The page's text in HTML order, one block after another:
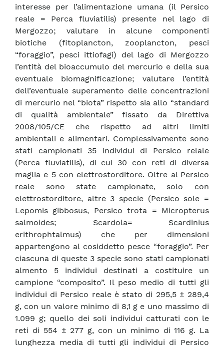
interesse per l’alimentazione umana (il Persico
reale = Perca fluviatilis) presente nel lago di
Mergozzo; valutare in alcune componenti
biotiche (fitoplancton, zooplancton, pesci
“foraggio”, pesci ittiofagi) del lago di Mergozzo
l’entità del bioaccumulo del mercurio e della sua
eventuale biomagnificazione; valutare l’entità
dell’eventuale superamento delle concentrazioni
di mercurio nel “biota” rispetto sia allo “standard
di qualità ambientale” fissato da Direttiva
2008/105/CE che rispetto ad altri limiti
ambientali e alimentari. Complessivamente sono
stati campionati 35 individui di Persico relale
(Perca fluviatilis), di cui 30 con reti di diversa
maglia e 5 con elettrostorditore. Oltre al Persico
reale sono state campionate, solo con
elettrostorditore, altre 3 specie (Persico sole =
Lepomis gibbosus, Persico trota = Micropterus
salmoides; Scardola= Scardinius
erithrophtalmus) che per dimensioni
appartengono al cosiddetto pesce “foraggio”. Per
ciascuna di queste 3 specie sono stati campionati
almento 5 individui destinati a costituire un
campione “composito”. Il peso medio di tutti gli
individui di Persico reale è stato di 295,5 ± 289,4
g, con un valore minimo di 8,1 g e uno massimo di
1.099 g; quello dei soli individui catturati con le
reti di 554 ± 277 g, con un minimo di 116 g. La
lunghezza media di tutti gli individui di Persico